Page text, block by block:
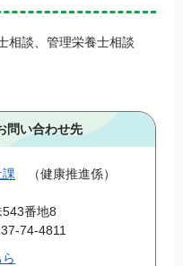
相談、管理栄養士相談
問い合わせ先
健康推進係
番地8
74-4811